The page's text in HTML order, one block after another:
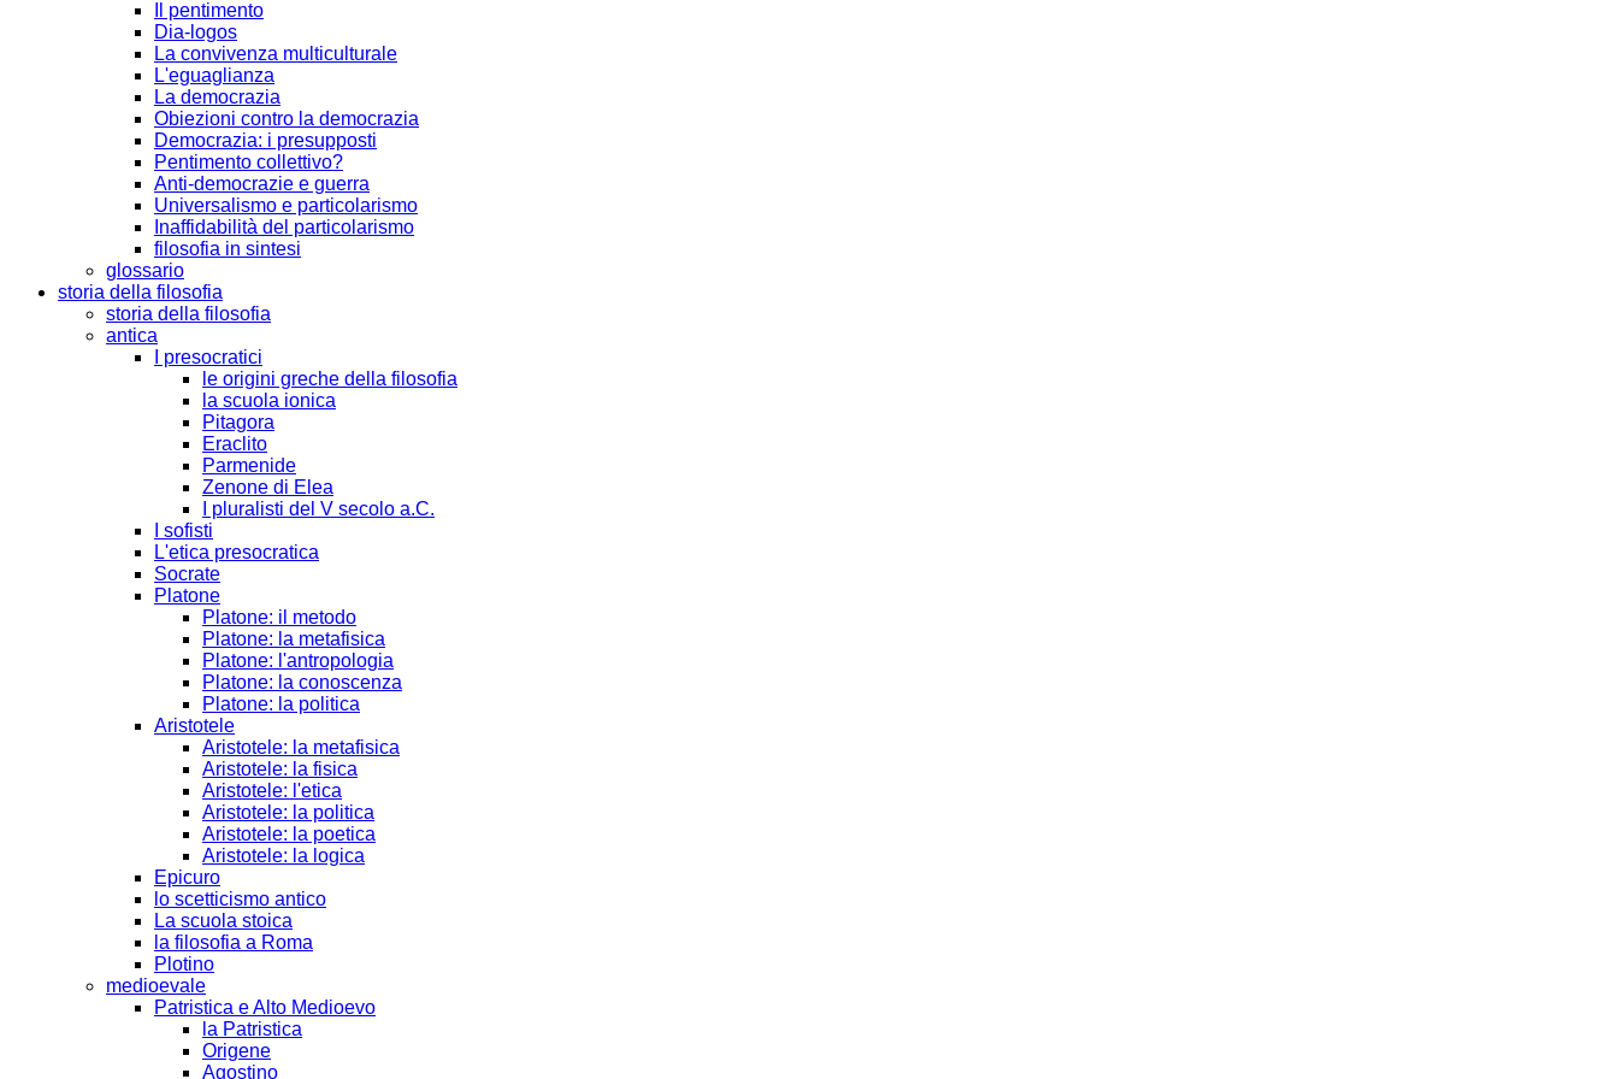
Il pentimento
Dia-logos
La convivenza multiculturale
L'eguaglianza
La democrazia
Obiezioni contro la democrazia
Democrazia: i presupposti
Pentimento collettivo?
Anti-democrazie e guerra
Universalismo e particolarismo
Inaffidabilità del particolarismo
filosofia in sintesi
glossario
storia della filosofia
storia della filosofia
antica
I presocratici
le origini greche della filosofia
la scuola ionica
Pitagora
Eraclito
Parmenide
Zenone di Elea
I pluralisti del V secolo a.C.
I sofisti
L'etica presocratica
Socrate
Platone
Platone: il metodo
Platone: la metafisica
Platone: l'antropologia
Platone: la conoscenza
Platone: la politica
Aristotele
Aristotele: la metafisica
Aristotele: la fisica
Aristotele: l'etica
Aristotele: la politica
Aristotele: la poetica
Aristotele: la logica
Epicuro
lo scetticismo antico
La scuola stoica
la filosofia a Roma
Plotino
medioevale
Patristica e Alto Medioevo
la Patristica
Origene
Agostino